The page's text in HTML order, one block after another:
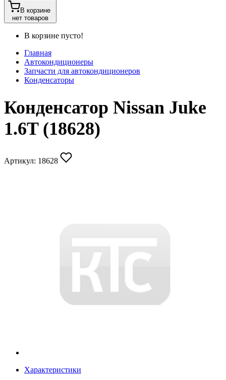
В корзине
нет товаров
В корзине пусто!
Главная
Автокондиционеры
Запчасти для автокондиционеров
Конденсаторы
Конденсатор Nissan Juke
1.6T (18628)
Артикул: 18628
Характеристики